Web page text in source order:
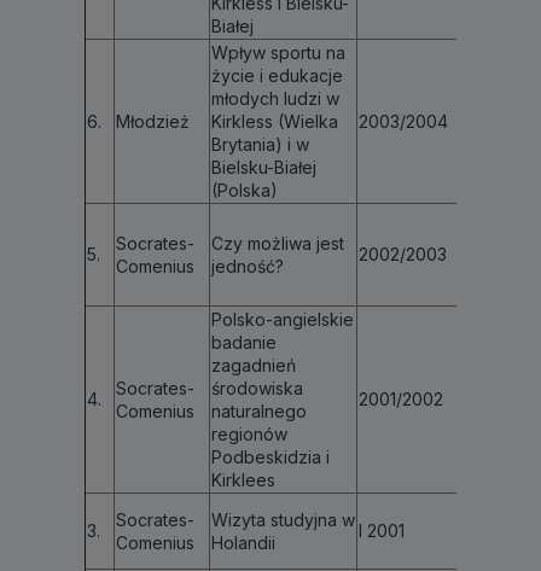
Białej
6. Młodzież
Wpływ sportu na
życie i edukacje
młodych ludzi w
Kirkless (Wielka
Brytania) i w
Bielsku-Białej
(Polska)
2003/2004
5.
Socrates-
Comenius
Czy możliwa jest
jedność?
2002/2003
4.
Socrates-
Comenius
Polsko-angielskie
badanie
zagadnień
środowiska
naturalnego
regionów
Podbeskidzia i
Kirklees
2001/2002
3.
Socrates-
Comenius
Wizyta studyjna w
Holandii
I 2001